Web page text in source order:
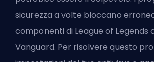
sicurezza a volte bloccano
componenti di League of Legends
Vanguard. Per risolvere questo